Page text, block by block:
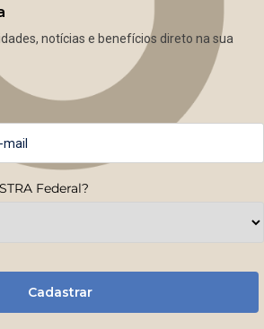
notícias e benefícios direto na sua
Federal?
Cadastrar